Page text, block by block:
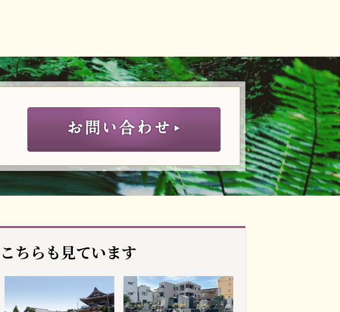
こちらも見ています